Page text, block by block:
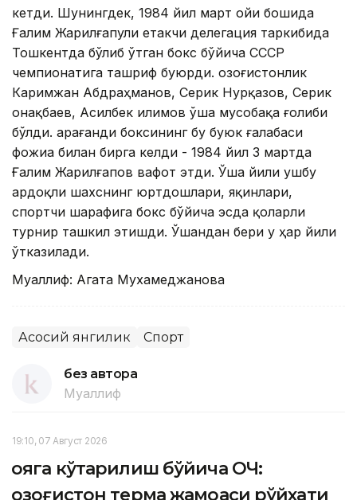
кетди. Шунингдек, 1984 йил март ойи бошида
Ғалим Жарилғапули етакчи делегация таркибида
Тошкентда бўлиб ўтган бокс бўйича СССР
чемпионатига ташриф буюрди. Қозоғистонлик
Каримжан Абдраҳманов, Серик Нурқазов, Серик
Қонақбаев, Асилбек Қилимов ўша мусобақа ғолиби
бўлди. Қарағанди боксининг бу буюк ғалабаси
фожиа билан бирга келди - 1984 йил 3 мартда
Ғалим Жарилғапов вафот этди. Ўша йили ушбу
ардоқли шахснинг юртдошлари, яқинлари,
спортчи шарафига бокс бўйича эсда қоларли
турнир ташкил этишди. Ўшандан бери у ҳар йили
ўтказилади.
Муаллиф: Агата Мухамеджанова
Асосий янгилик Спорт
без автора
Муаллиф
19:10, 07 Август 2026
Қояга кўтарилиш бўйича ОЧ:
Қозоғистон терма жамоаси рўйхати